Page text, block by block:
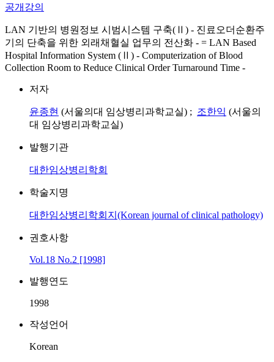
공개강의
LAN 기반의 병원정보 시범시스템 구축(Ⅱ) - 진료오더순환주
기의 단축을 위한 외래채혈실 업무의 전산화 - = LAN Based
Hospital Information System (Ⅱ) - Computerization of Blood
Collection Room to Reduce Clinical Order Turnaround Time -
저자
윤종현 (서울의대 임상병리과학교실) ; 조한익 (서울의
대 임상병리과학교실)
발행기관
대한임상병리학회
학술지명
대한임상병리학회지(Korean journal of clinical pathology)
권호사항
Vol.18 No.2 [1998]
발행연도
1998
작성언어
Korean